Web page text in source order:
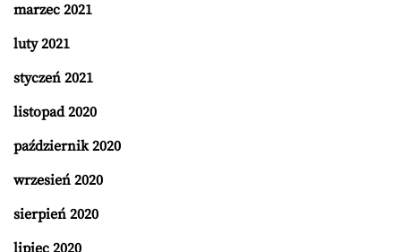
marzec 2021
luty 2021
styczeń 2021
listopad 2020
październik 2020
wrzesień 2020
sierpień 2020
lipiec 2020